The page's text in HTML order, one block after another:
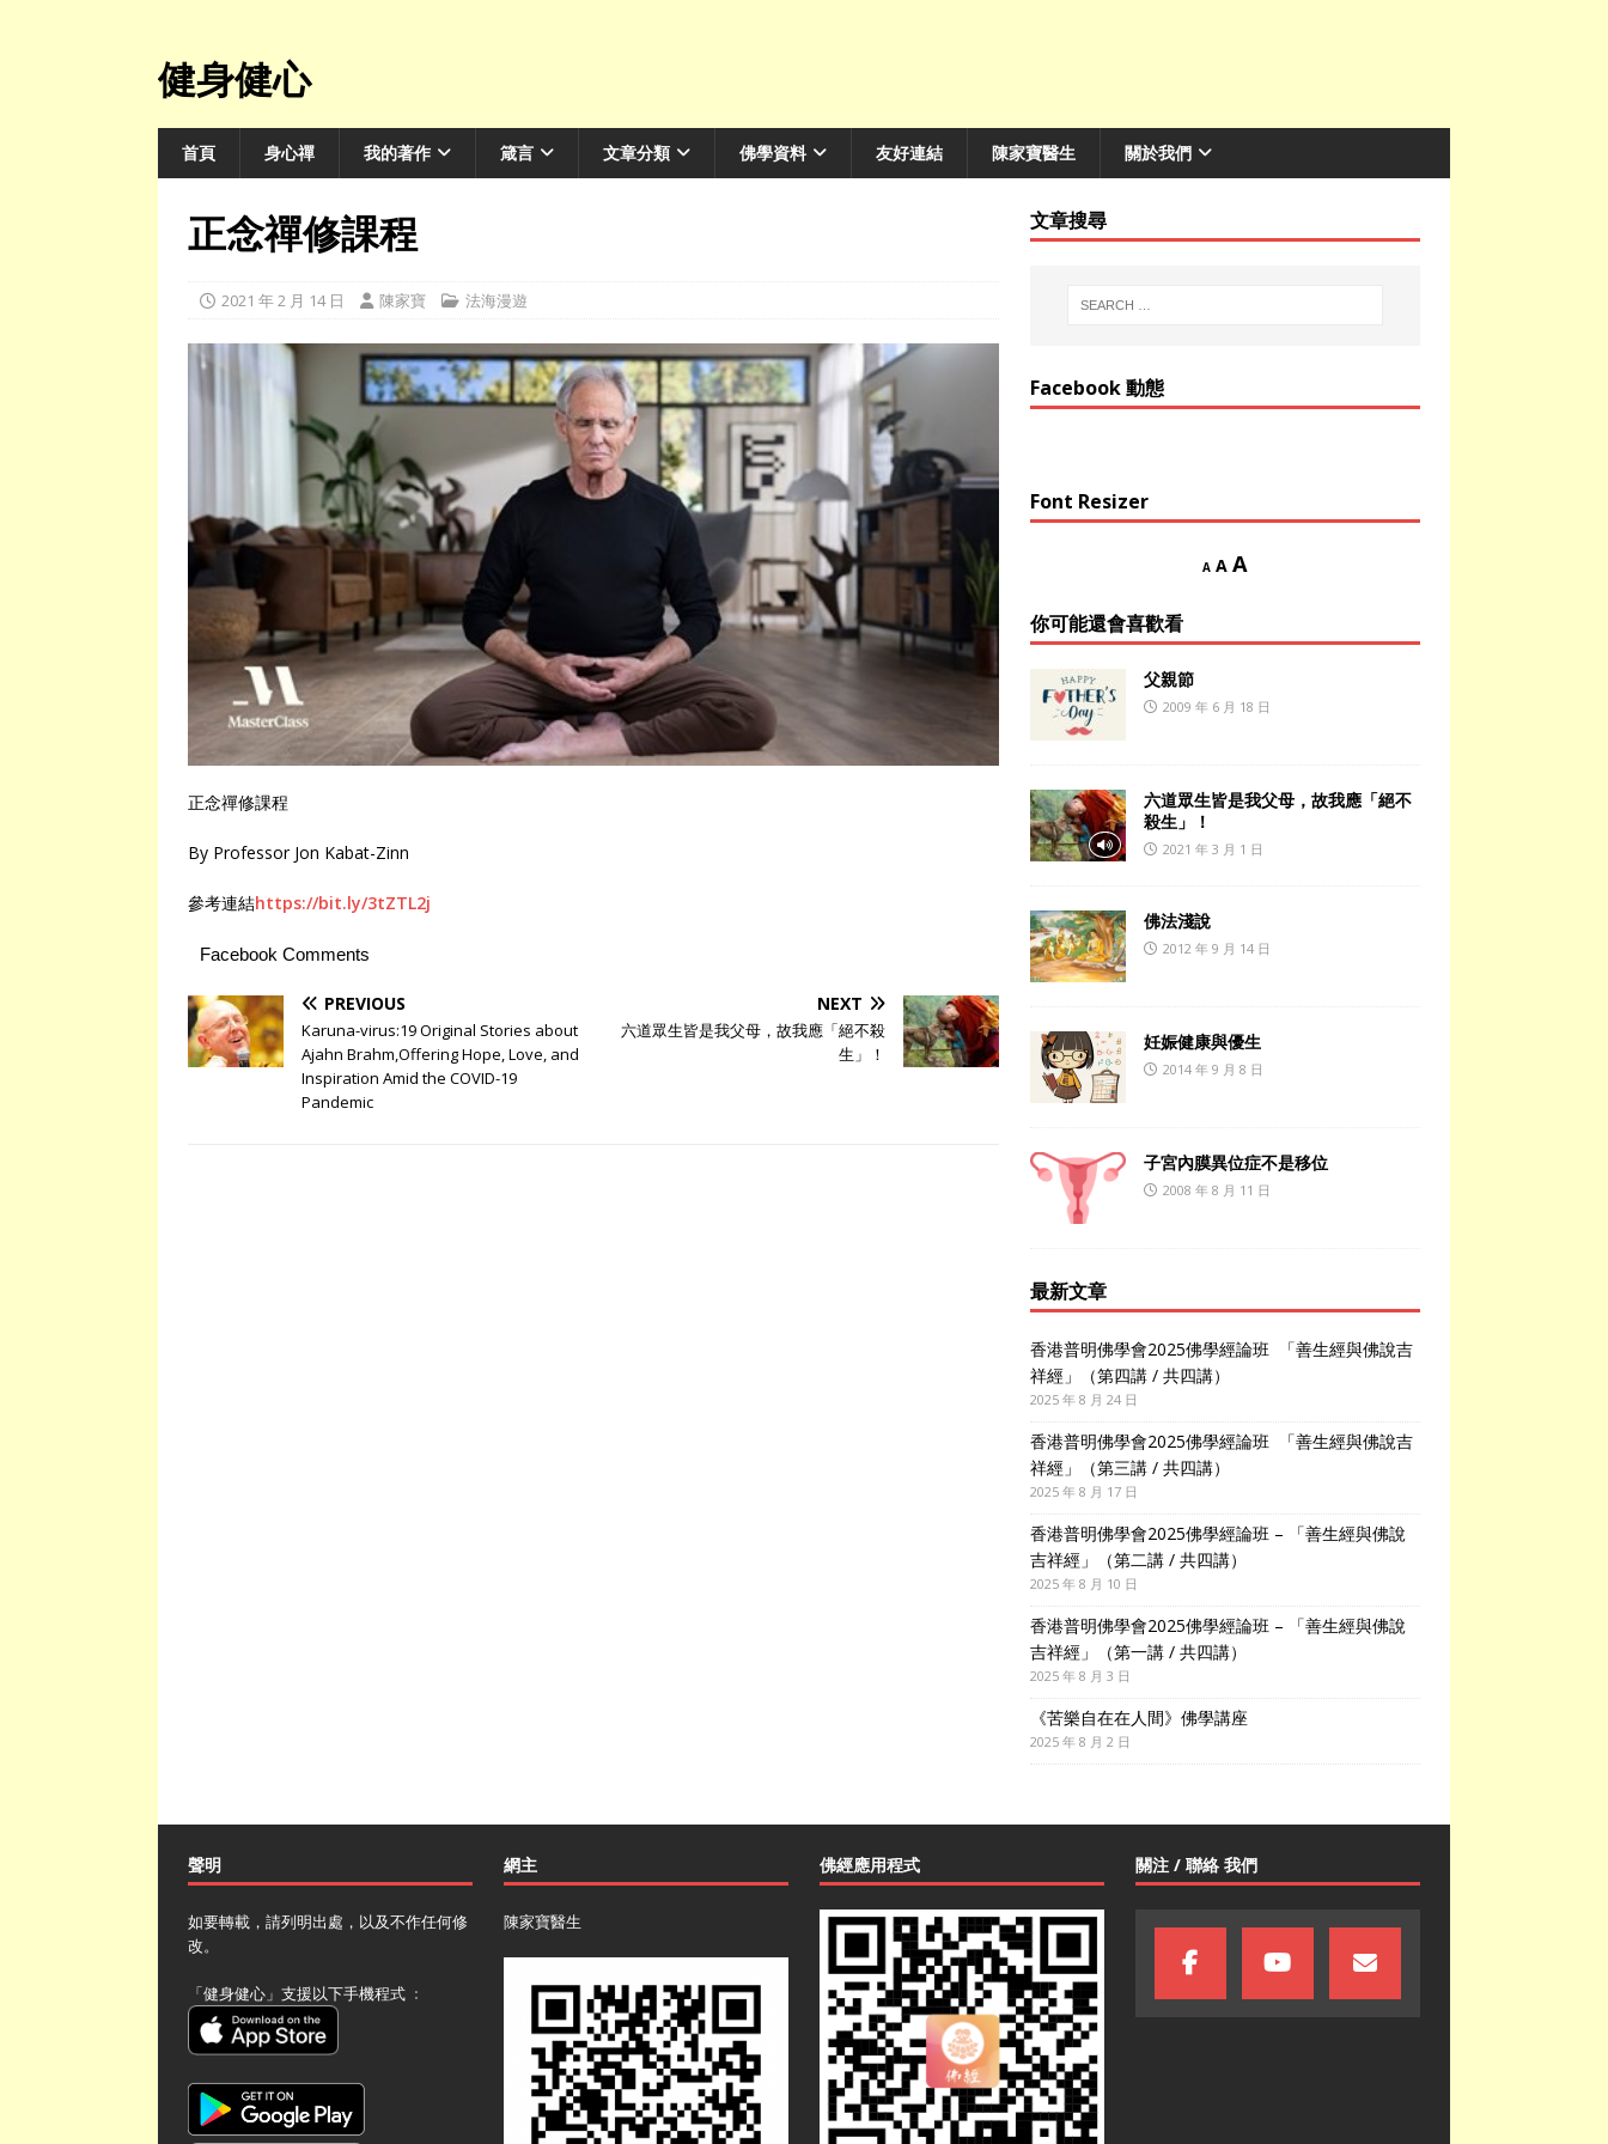
健身健心
首頁 身心禪 我的著作 箴言 文章分類 佛學資料 友好連結 陳家寶醫生 關於我們
正念禪修課程
2021 年 2 月 14 日 陳家寶 法海漫遊
正念禪修課程
By Professor Jon Kabat-Zinn
參考連結https://bit.ly/3tZTL2j
Facebook Comments
PREVIOUS
Karuna-virus:19 Original Stories about
Ajahn Brahm,Offering Hope, Love, and
Inspiration Amid the COVID-19
Pandemic
NEXT
六道眾生皆是我父母，故我應「絕不殺
生」！
文章搜尋
Facebook 動態
Font Resizer
A A A
你可能還會喜歡看
父親節
2009 年 6 月 18 日
六道眾生皆是我父母，故我應「絕不
殺生」！
2021 年 3 月 1 日
佛法淺說
2012 年 9 月 14 日
妊娠健康與優生
2014 年 9 月 8 日
子宮內膜異位症不是移位
2008 年 8 月 11 日
最新文章
香港普明佛學會2025佛學經論班 「善生經與佛說吉
祥經」（第四講 / 共四講）
2025 年 8 月 24 日
香港普明佛學會2025佛學經論班 「善生經與佛說吉
祥經」（第三講 / 共四講）
2025 年 8 月 17 日
香港普明佛學會2025佛學經論班 – 「善生經與佛說
吉祥經」（第二講 / 共四講）
2025 年 8 月 10 日
香港普明佛學會2025佛學經論班 – 「善生經與佛說
吉祥經」（第一講 / 共四講）
2025 年 8 月 3 日
《苦樂自在在人間》佛學講座
2025 年 8 月 2 日
聲明
如要轉載，請列明出處，以及不作任何修
改。
「健身健心」支援以下手機程式 ﹕
網主
陳家寶醫生
佛經應用程式 關注 / 聯絡 我們